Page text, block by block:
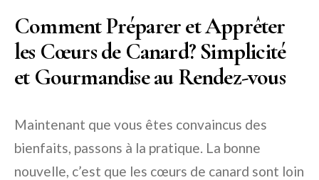
Comment Préparer et Apprêter
les Cœurs de Canard? Simplicité
et Gourmandise au Rendez-vous
Maintenant que vous êtes convaincus des
bienfaits, passons à la pratique. La bonne
nouvelle, c’est que les cœurs de canard sont loin